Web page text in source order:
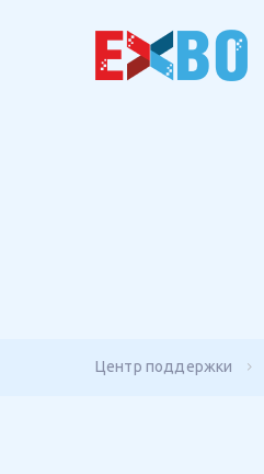
Центр поддержки